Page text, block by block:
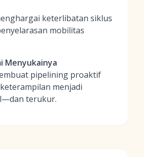
keterlibatan siklus
mobilitas
Menyukainya
pipelining proaktif
menjadi
terukur.